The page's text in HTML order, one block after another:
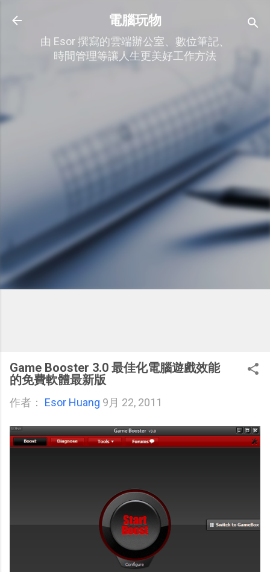
跳到主要內容
電腦玩物
由 Esor 撰寫的雲端辦公室、數位筆記、
時間管理等讓人生更美好工作方法
Game Booster 3.0 最佳化電腦遊戲效能
的免費軟體最新版
作者： Esor Huang 9月 22, 2011